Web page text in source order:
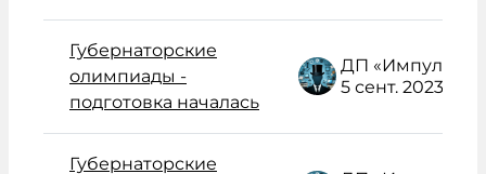
Губернаторские
олимпиады -
подготовка началась
5 сент. 2023
Губернаторские